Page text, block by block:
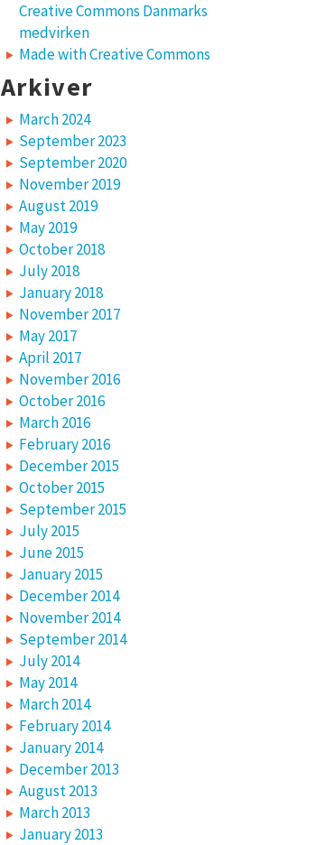
Creative Commons Danmarks
medvirken
Made with Creative Commons
Arkiver
March 2024
September 2023
September 2020
November 2019
August 2019
May 2019
October 2018
July 2018
January 2018
November 2017
May 2017
April 2017
November 2016
October 2016
March 2016
February 2016
December 2015
October 2015
September 2015
July 2015
June 2015
January 2015
December 2014
November 2014
September 2014
July 2014
May 2014
March 2014
February 2014
January 2014
December 2013
August 2013
March 2013
January 2013